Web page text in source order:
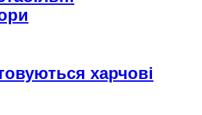
харчові